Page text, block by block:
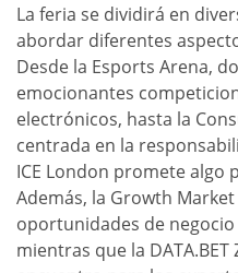
La feria se dividirá en
abordar diferentes
Desde la Esports Arena,
emocionantes
electrónicos, hasta la
centrada en la
ICE London promete algo
Además, la Growth
oportunidades de
mientras que la